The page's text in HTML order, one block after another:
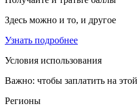
Здесь можно и то, и другое
Узнать подробнее
Условия использования
Важно: чтобы заплатить на
Регионы